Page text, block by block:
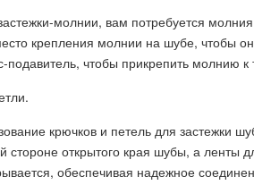
молнии, вам потребуется
крепления молнии на шубе, чтобы
подавитель, чтобы прикрепить молнию
крючков и петель для застежки
открытого края шубы, а ленты
обеспечивая надежное